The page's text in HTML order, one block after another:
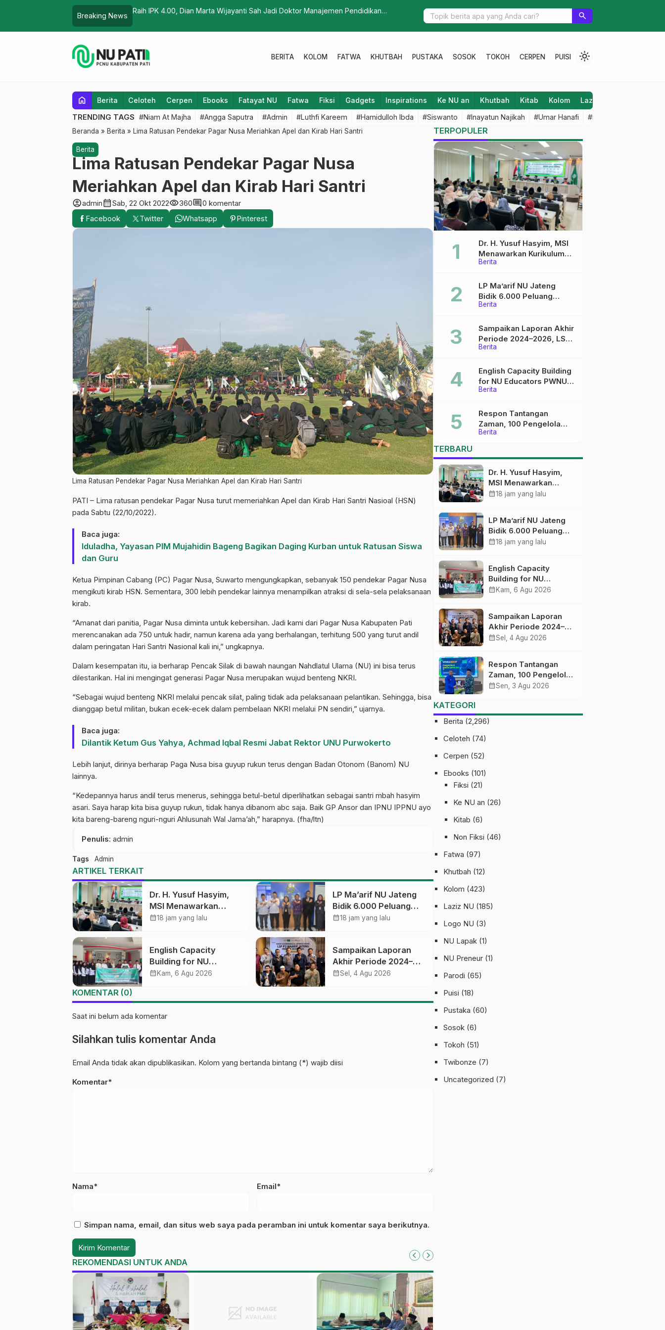
Breaking News
Pelajar Berkolaborasi, Mandiri dan Berkarya
INISNU Temanggung Rayakan Dies Natalis ke-56, Tegaskan Komitmen
Berdampak dan Go Internasional
search
BERITA KOLOM FATWA KHUTBAH PUSTAKA SOSOK TOKOH CERPEN PUISI light_mode
home Berita Celoteh Cerpen Ebooks Fatayat NU Fatwa Fiksi Gadgets Inspirations Ke NU an Khutbah Kitab Kolom Laziz NU
TRENDING TAGS #Niam At Majha #Angga Saputra #Admin #Luthfi Kareem #Hamidulloh Ibda #Siswanto #Inayatun Najikah #Umar Hanafi #M Iqbal Dawami
Beranda » Berita » Lima Ratusan Pendekar Pagar Nusa Meriahkan Apel dan Kirab Hari Santri
Berita
Lima Ratusan Pendekar Pagar Nusa
Meriahkan Apel dan Kirab Hari Santri
account_circleadmincalendar_monthSab, 22 Okt 2022visibility360comment0 komentar
Facebook
Twitter Whatsapp Pinterest
Lima Ratusan Pendekar Pagar Nusa Meriahkan Apel dan Kirab Hari Santri
PATI – Lima ratusan pendekar Pagar Nusa turut memeriahkan Apel dan Kirab Hari Santri Nasioal (HSN)
pada Sabtu (22/10/2022).
Baca juga:
​Iduladha, Yayasan PIM Mujahidin Bageng Bagikan Daging Kurban untuk Ratusan Siswa
dan Guru
Ketua Pimpinan Cabang (PC) Pagar Nusa, Suwarto mengungkapkan, sebanyak 150 pendekar Pagar Nusa
mengikuti kirab HSN. Sementara, 300 lebih pendekar lainnya menampilkan atraksi di sela-sela pelaksanaan
kirab.
“Amanat dari panitia, Pagar Nusa diminta untuk kebersihan. Jadi kami dari Pagar Nusa Kabupaten Pati
merencanakan ada 750 untuk hadir, namun karena ada yang berhalangan, terhitung 500 yang turut andil
dalam peringatan Hari Santri Nasional kali ini,” ungkapnya.
Dalam kesempatan itu, ia berharap Pencak Silak di bawah naungan Nahdlatul Ulama (NU) ini bisa terus
dilestarikan. Hal ini mengingat generasi Pagar Nusa merupakan wujud benteng NKRI.
“Sebagai wujud benteng NKRI melalui pencak silat, paling tidak ada pelaksanaan pelantikan. Sehingga, bisa
dianggap betul militan, bukan ecek-ecek dalam pembelaan NKRI melalui PN sendiri,” ujarnya.
Baca juga:
Dilantik Ketum Gus Yahya, Achmad Iqbal Resmi Jabat Rektor UNU Purwokerto
Lebih lanjut, dirinya berharap Paga Nusa bisa guyup rukun terus dengan Badan Otonom (Banom) NU
lainnya.
“Kedepannya harus andil terus menerus, sehingga betul-betul diperlihatkan sebagai santri mbah hasyim
asari. Saya harap kita bisa guyup rukun, tidak hanya dibanom abc saja. Baik GP Ansor dan IPNU IPPNU ayo
kita bareng-bareng nguri-nguri Ahlusunah Wal Jama’ah,” harapnya. (fha/ltn)
Penulis: admin
Tags Admin
ARTIKEL TERKAIT
Dr. H. Yusuf Hasyim,
MSI Menawarkan
Kurikulum Diversifikasi,
calendar_month18 jam yang lalu
LP Ma’arif NU Jateng
Bidik 6.000 Peluang
Pelatihan dan
calendar_month18 jam yang lalu
English Capacity
Building for NU
Educators PWNU Jawa
calendar_month Kam, 6 Agu 2026
Sampaikan Laporan
Akhir Periode 2024–
2026, LSP P2 Ma’arif
calendar_monthSel, 4 Agu 2026
KOMENTAR (0)
Saat ini belum ada komentar
Silahkan tulis komentar Anda
Email Anda tidak akan dipublikasikan. Kolom yang bertanda bintang (*) wajib diisi
Komentar*
Nama* Email*
Simpan nama, email, dan situs web saya pada peramban ini untuk komentar saya berikutnya.
REKOMENDASI UNTUK ANDA
TERPOPULER
Berita
Dr. H. Yusuf Hasyim, MSI
Menawarkan Kurikulum
Diversifikasi, Harapan
pendidikan
Berita
LP Ma’arif NU Jateng
Bidik 6.000 Peluang
Pelatihan dan Sertifikasi
Berita
Sampaikan Laporan Akhir
Periode 2024–2026, LSP
P2 Ma’arif NU Jateng
and Match
Berita
English Capacity Building
for NU Educators PWNU
Jawa Tengah Batch#4;
Masa Depan
Berita
Respon Tantangan
Zaman, 100 Pengelola
Medsos Sekolah Ma’arif
Pelatihan Literasi Digital
TERBARU
Dr. H. Yusuf Hasyim,
MSI Menawarkan
Kurikulum
pendidikan
calendar_month18 jam yang lalu
LP Ma’arif NU Jateng
Bidik 6.000 Peluang
Pelatihan dan
calendar_month18 jam yang lalu
English Capacity
Building for NU
Educators PWNU Jawa
Menuju Masa Depan
calendar_month Kam, 6 Agu 2026
Sampaikan Laporan
Akhir Periode 2024–
2026, LSP P2 Ma’arif
calendar_monthSel, 4 Agu 2026
Respon Tantangan
Zaman, 100 Pengelola
Medsos Sekolah
Digital
calendar_monthSen, 3 Agu 2026
KATEGORI
Berita (2,296)
Celoteh (74)
Cerpen (52)
Ebooks (101)
Fiksi (21)
Ke NU an (26)
Kitab (6)
Non Fiksi (46)
Fatwa (97)
Khutbah (12)
Kolom (423)
Laziz NU (185)
Logo NU (3)
NU Lapak (1)
NU Preneur (1)
Parodi (65)
Puisi (18)
Pustaka (60)
Sosok (6)
Tokoh (51)
Twibonze (7)
Uncategorized (7)